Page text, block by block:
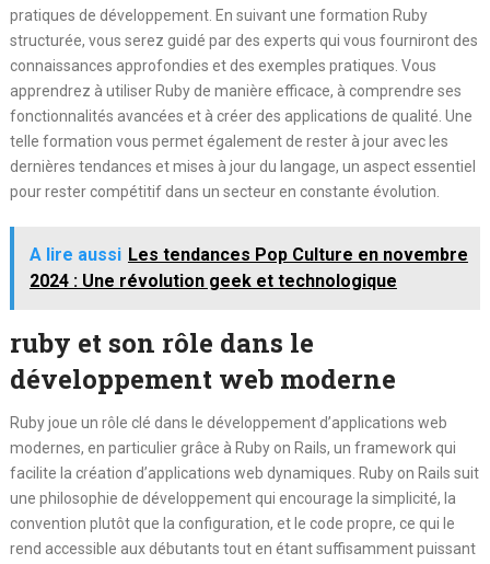
pratiques de développement. En suivant une formation Ruby
structurée, vous serez guidé par des experts qui vous fourniront des
connaissances approfondies et des exemples pratiques. Vous
apprendrez à utiliser Ruby de manière efficace, à comprendre ses
fonctionnalités avancées et à créer des applications de qualité. Une
telle formation vous permet également de rester à jour avec les
dernières tendances et mises à jour du langage, un aspect essentiel
pour rester compétitif dans un secteur en constante évolution.
A lire aussi Les tendances Pop Culture en novembre
2024 : Une révolution geek et technologique
ruby et son rôle dans le
développement web moderne
Ruby joue un rôle clé dans le développement d’applications web
modernes, en particulier grâce à Ruby on Rails, un framework qui
facilite la création d’applications web dynamiques. Ruby on Rails suit
une philosophie de développement qui encourage la simplicité, la
convention plutôt que la configuration, et le code propre, ce qui le
rend accessible aux débutants tout en étant suffisamment puissant